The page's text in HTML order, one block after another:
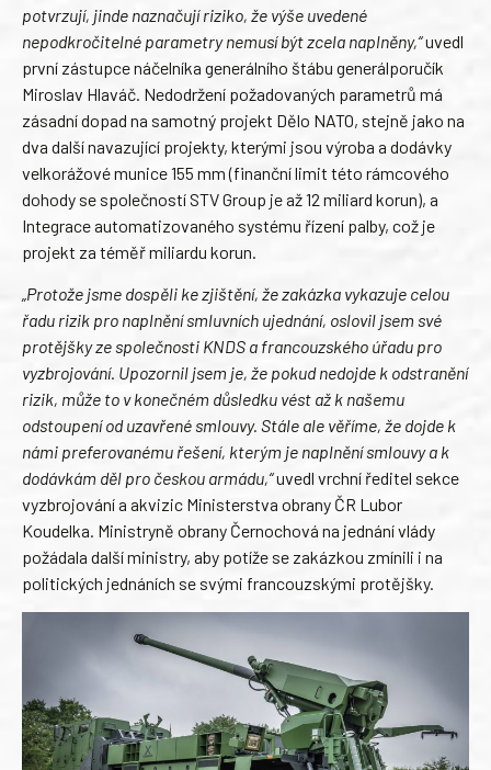
potvrzují, jinde naznačují riziko, že výše uvedené
nepodkročitelné parametry nemusí být zcela naplněny,“uvedl
první zástupce náčelníka generálního štábu generálporučík
Miroslav Hlaváč. Nedodržení požadovaných parametrů má
zásadní dopad na samotný projekt Dělo NATO, stejně jako na
dva další navazující projekty, kterými jsou výroba a dodávky
velkorážové munice 155 mm (finanční limit této rámcového
dohody se společností STV Group je až 12 miliard korun), a
Integrace automatizovaného systému řízení palby, což je
projekt za téměř miliardu korun.
„Protože jsme dospěli ke zjištění, že zakázka vykazuje celou
řadu rizik pro naplnění smluvních ujednání, oslovil jsem své
protějšky ze společnosti KNDS a francouzského úřadu pro
vyzbrojování. Upozornil jsem je, že pokud nedojde k odstranění
rizik, může to v konečném důsledku vést až k našemu
odstoupení od uzavřené smlouvy. Stále ale věříme, že dojde k
námi preferovanému řešení, kterým je naplnění smlouvy a k
dodávkám děl pro českou armádu,“uvedl vrchní ředitel sekce
vyzbrojování a akvizic Ministerstva obrany ČR Lubor
Koudelka. Ministryně obrany Černochová na jednání vlády
požádala další ministry, aby potíže se zakázkou zmínili i na
politických jednáních se svými francouzskými protějšky.